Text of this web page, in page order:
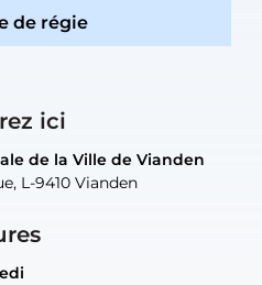
de régie
ici
de la Ville de Vianden
L-9410 Vianden
de la Ville de Vianden
L-9410 Vianden
de la Ville de Vianden
L-9410 Vianden
de la Ville de Vianden
L-9410 Vianden
de Vianden